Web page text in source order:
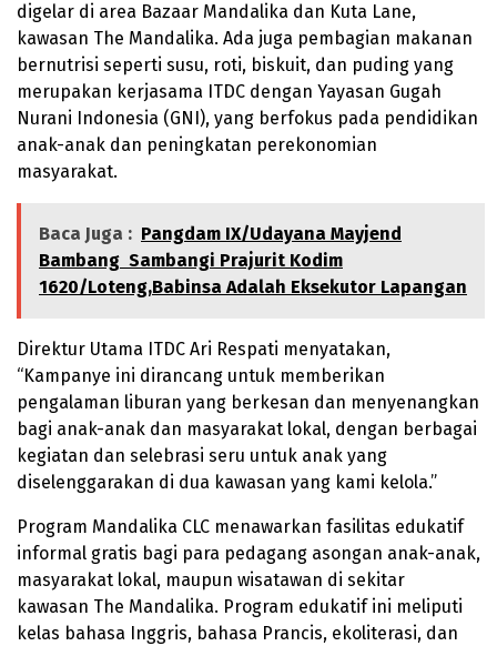
digelar di area Bazaar Mandalika dan Kuta Lane,
kawasan The Mandalika. Ada juga pembagian makanan
bernutrisi seperti susu, roti, biskuit, dan puding yang
merupakan kerjasama ITDC dengan Yayasan Gugah
Nurani Indonesia (GNI), yang berfokus pada pendidikan
anak-anak dan peningkatan perekonomian
masyarakat.
Baca Juga : Pangdam IX/Udayana Mayjend
Bambang Sambangi Prajurit Kodim
1620/Loteng,Babinsa Adalah Eksekutor Lapangan
Direktur Utama ITDC Ari Respati menyatakan,
“Kampanye ini dirancang untuk memberikan
pengalaman liburan yang berkesan dan menyenangkan
bagi anak-anak dan masyarakat lokal, dengan berbagai
kegiatan dan selebrasi seru untuk anak yang
diselenggarakan di dua kawasan yang kami kelola.”
Program Mandalika CLC menawarkan fasilitas edukatif
informal gratis bagi para pedagang asongan anak-anak,
masyarakat lokal, maupun wisatawan di sekitar
kawasan The Mandalika. Program edukatif ini meliputi
kelas bahasa Inggris, bahasa Prancis, ekoliterasi, dan